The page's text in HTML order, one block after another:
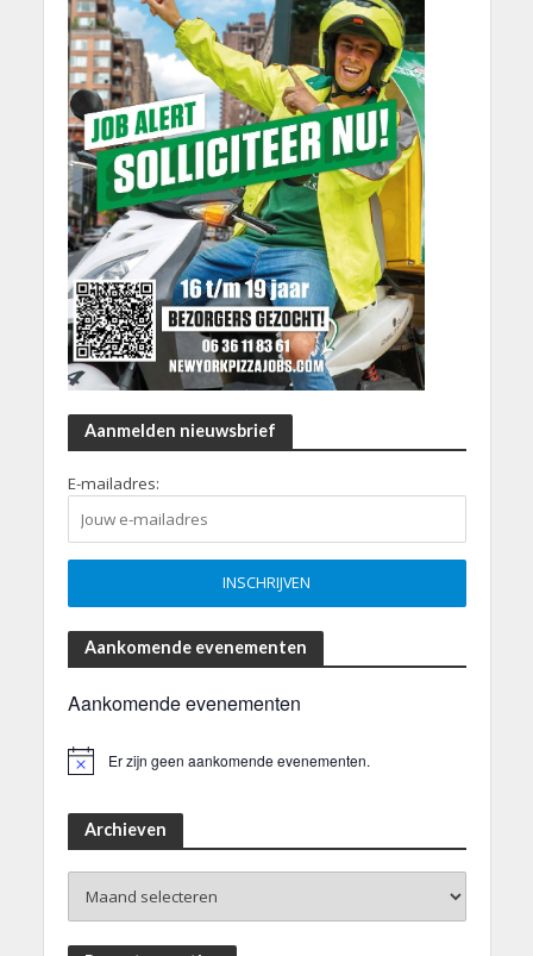
Aanmelden nieuwsbrief
E-mailadres:
Aankomende evenementen
Aankomende evenementen
Er zijn geen aankomende evenementen.
Archieven